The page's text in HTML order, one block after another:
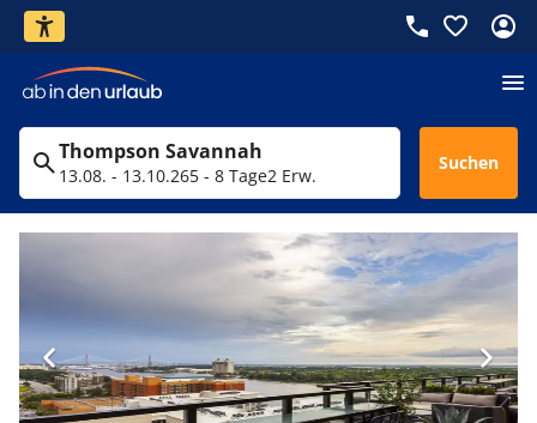
Thompson Savannah
13.08. - 13.10.265 - 8 Tage2 Erw.
Suchen